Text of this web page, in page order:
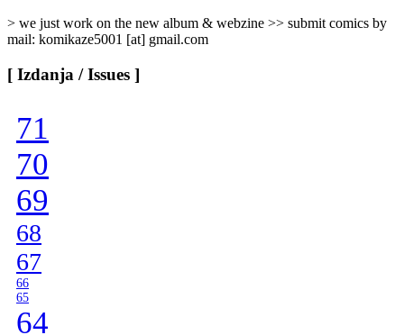
> we just work on the new album & webzine >> submit comics by
mail: komikaze5001 [at] gmail.com
[ Izdanja / Issues ]
71
70
69
68
67
66
65
64